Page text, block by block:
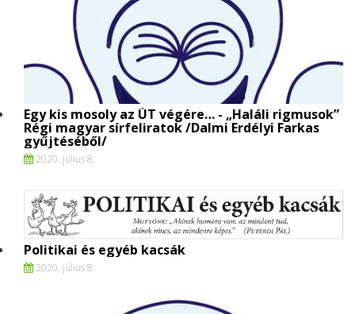
Egy kis mosoly az ÚT végére… - „Haláli rigmusok”
Régi magyar sírfeliratok /Dalmi Erdélyi Farkas
gyűjtéséből/
2020. július 8.
Politikai és egyéb kacsák
2020. július 8.